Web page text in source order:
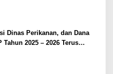
Dinas Perikanan, dan Dana
Tahun 2025 – 2026 Terus